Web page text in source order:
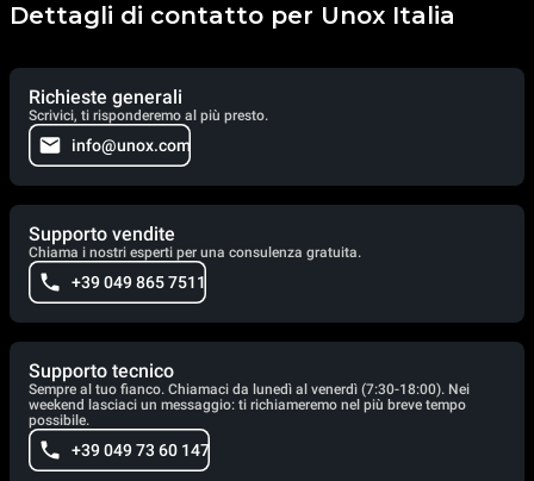
Dettagli di contatto per Unox Italia
Richieste generali
Scrivici, ti risponderemo al più presto.
info@unox.com
Supporto vendite
Chiama i nostri esperti per una consulenza gratuita.
+39 049 865 7511
Supporto tecnico
Sempre al tuo fianco. Chiamaci da lunedì al venerdì (7:30-18:00). Nei
weekend lasciaci un messaggio: ti richiameremo nel più breve tempo
possibile.
+39 049 73 60 147